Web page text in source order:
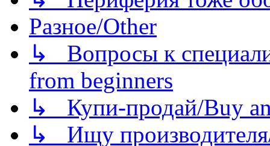
Разное/Other
↳ Вопросы к
from beginners
↳ Купи-продай/Buy
↳ Ищу